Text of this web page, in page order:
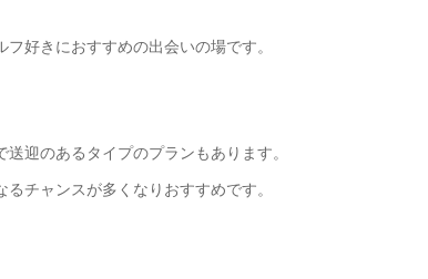
好きにおすすめの出会いの場です。
迎のあるタイプのプランもあります。
チャンスが多くなりおすすめです。